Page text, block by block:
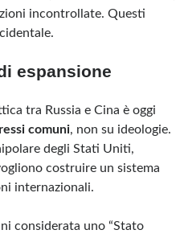
incontrollate. Questi
espansione
tra Russia e Cina è oggi
comuni, non su ideologie.
degli Stati Uniti,
costruire un sistema
internazionali.
considerata uno “Stato